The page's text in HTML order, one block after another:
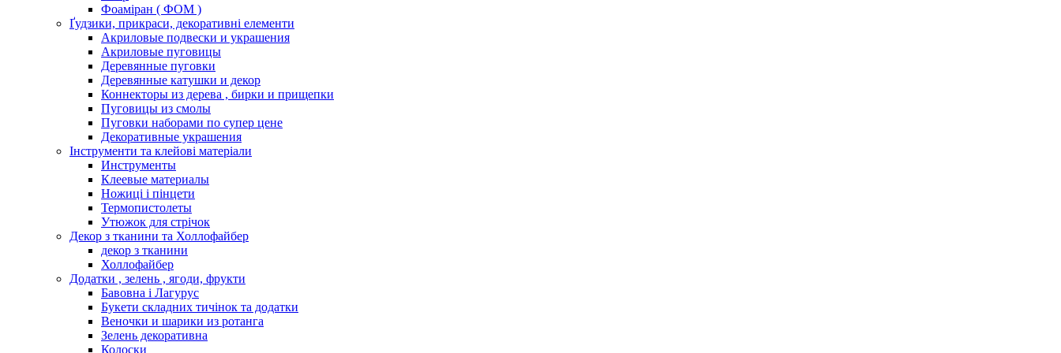
Фоаміран ( ФОМ )
Ґудзики, прикраси, декоративні елементи
Акриловые подвески и украшения
Акриловые пуговицы
Деревянные пуговки
Деревянные катушки и декор
Коннекторы из дерева , бирки и прищепки
Пуговицы из смолы
Пуговки наборами по супер цене
Декоративные украшения
Інструменти та клейові матеріали
Инструменты
Клеевые материалы
Ножиці і пінцети
Термопистолеты
Утюжок для стрічок
Декор з тканини та Холлофайбер
декор з тканини
Холлофайбер
Додатки , зелень , ягоди, фрукти
Бавовна і Лагурус
Букети складних тичінок та додатки
Веночки и шарики из ротанга
Зелень декоративна
Колоски